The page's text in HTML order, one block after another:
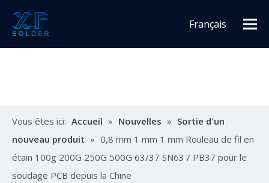
Français
Vous êtes ici: Accueil » Nouvelles » Sortie d'un
nouveau produit » 0,8 mm 1 mm 1 mm Rouleau de fil en
étain 100g 200G 250G 500G 63/37 SN63 / PB37 pour le
soudage PCB depuis la Chine